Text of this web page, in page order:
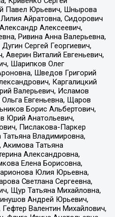
Павел Юрьевич, Шнырова
Айратовна, Сидорович
Алексеевич,
Ривина Анна Валерьевна,
Сергей Георгиевич,
Аверин Виталий Евгеньевич,
Шарипков Олег
Шведов Григорий
Каргалицкий
Валерьевич, Исламов
Евгеньевна, Щаров
Борис Альбертович,
Юрий Анатольевич,
Пислакова-Паркер
Владимировна,
Акимова Татьяна
Александровна,
Елена Борисовна,
Юлия Юрьевна,
Светлана Сергеевна,
Щур Татьяна Михайловна,
Андрей Юрьевич,
Валентин Михайлович,